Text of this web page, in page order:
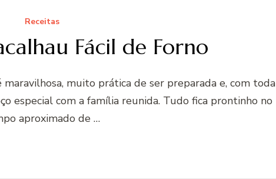
Receitas
Fácil de Forno
muito prática de ser preparada e, com toda
especial com a família reunida. Tudo fica prontinho no
aproximado de …